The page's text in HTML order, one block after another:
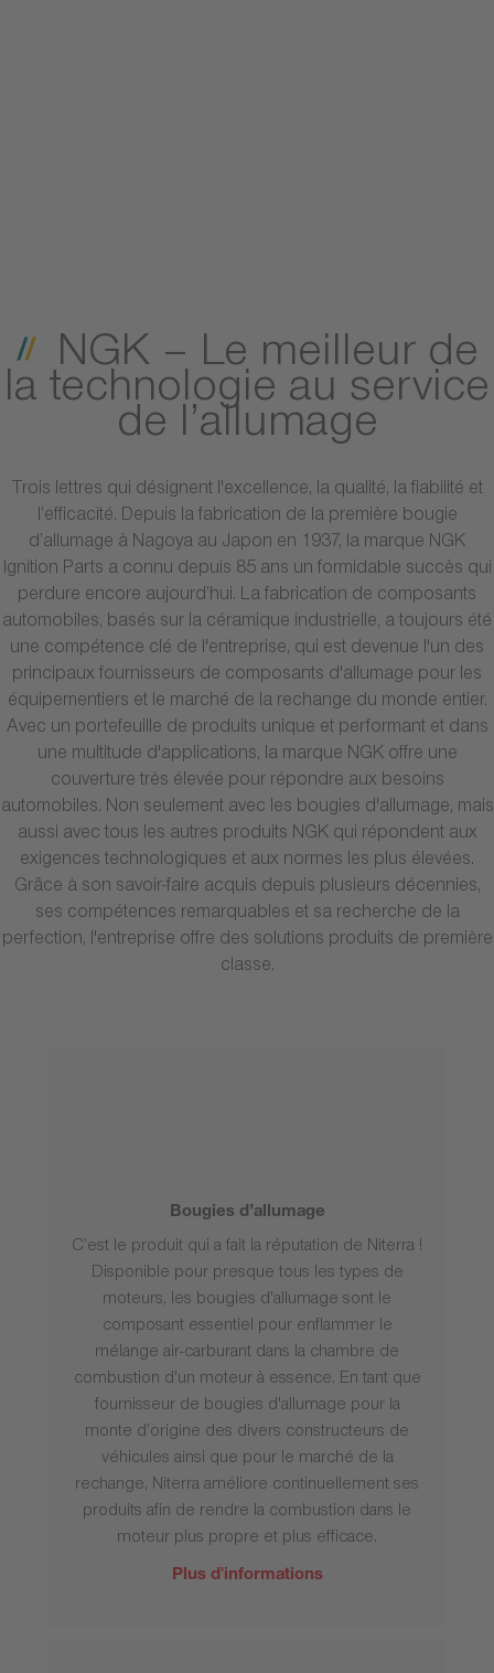
NGK – Le meilleur de
la technologie au service
de l’allumage
Trois lettres qui désignent l'excellence, la qualité, la fiabilité et
l’efficacité. Depuis la fabrication de la première bougie
d’allumage à Nagoya au Japon en 1937, la marque NGK
Ignition Parts a connu depuis 85 ans un formidable succès qui
perdure encore aujourd’hui. La fabrication de composants
automobiles, basés sur la céramique industrielle, a toujours été
une compétence clé de l'entreprise, qui est devenue l'un des
principaux fournisseurs de composants d'allumage pour les
équipementiers et le marché de la rechange du monde entier.
Avec un portefeuille de produits unique et performant et dans
une multitude d'applications, la marque NGK offre une
couverture très élevée pour répondre aux besoins
automobiles. Non seulement avec les bougies d'allumage, mais
aussi avec tous les autres produits NGK qui répondent aux
exigences technologiques et aux normes les plus élevées.
Grâce à son savoir-faire acquis depuis plusieurs décennies,
ses compétences remarquables et sa recherche de la
perfection, l'entreprise offre des solutions produits de première
classe.
Bougies d’allumage
C’est le produit qui a fait la réputation de Niterra !
Disponible pour presque tous les types de
moteurs, les bougies d'allumage sont le
composant essentiel pour enflammer le
mélange air-carburant dans la chambre de
combustion d'un moteur à essence. En tant que
fournisseur de bougies d'allumage pour la
monte d’origine des divers constructeurs de
véhicules ainsi que pour le marché de la
rechange, Niterra améliore continuellement ses
produits afin de rendre la combustion dans le
moteur plus propre et plus efficace.
Plus d'informations